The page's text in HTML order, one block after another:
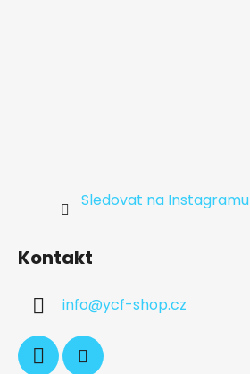
Sledovat na Instagramu
Kontakt
info@ycf-shop.cz